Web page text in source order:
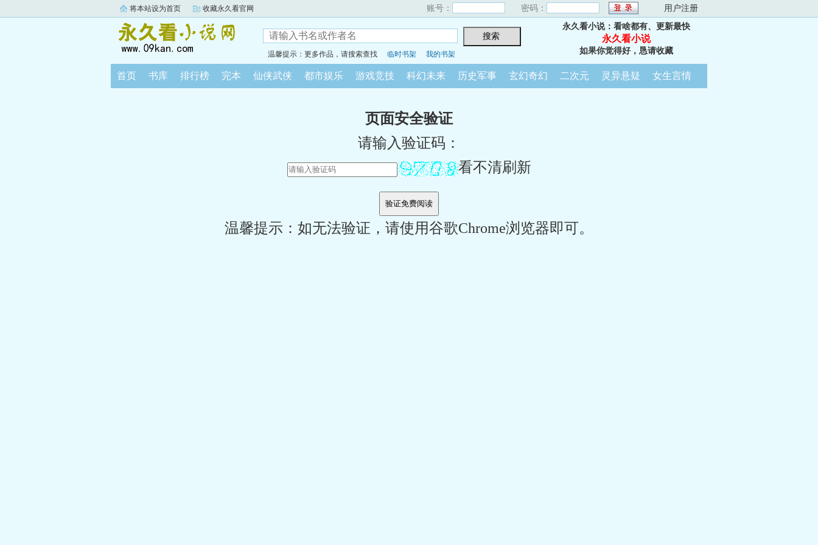
将本站设为首页 收藏永久看官网 账号： 密码： 用户注册
温馨提示：更多作品，请搜索查找 临时书架 我的书架
永久看小说：看啥都有、更新最快
永久看小说
如果你觉得好，恳请收藏
首页 书库 排行榜 完本 仙侠武侠 都市娱乐 游戏竞技 科幻未来 历史军事 玄幻奇幻 二次元 灵异悬疑 女生言情
页面安全验证
请输入验证码：
看不清刷新
温馨提示：如无法验证，请使用谷歌Chrome浏览器即可。